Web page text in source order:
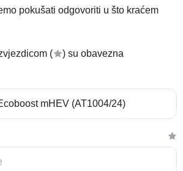
pokušati odgovoriti u što kraćem
( ) su obavezna